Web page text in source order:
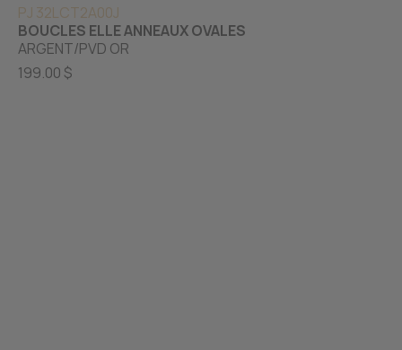
PJ 32LCT2A00J
BOUCLES ELLE ANNEAUX OVALES
ARGENT/PVD OR
199.00 $